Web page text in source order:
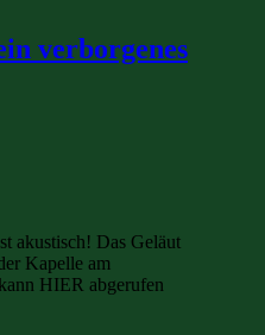
verborgenes
akustisch! Das Geläut
Kapelle am
HIER abgerufen